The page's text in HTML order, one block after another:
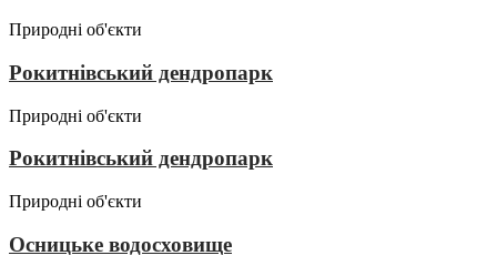
Природні об'єкти
Рокитнівський дендропарк
Природні об'єкти
Рокитнівський дендропарк
Природні об'єкти
Осницьке водосховище